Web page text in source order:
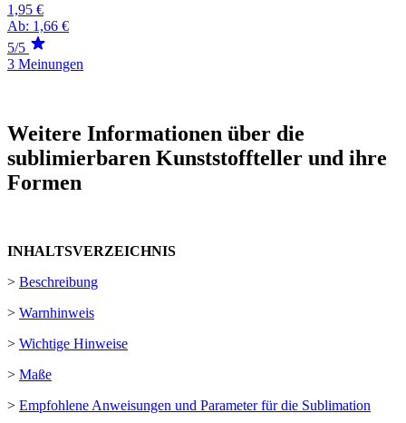
1,95 €
Ab: 1,66 €
5/5
3 Meinungen
Weitere Informationen über die
sublimierbaren Kunststoffteller und ihre
Formen
INHALTSVERZEICHNIS
> Beschreibung
> Warnhinweis
> Wichtige Hinweise
> Maße
> Empfohlene Anweisungen und Parameter für die Sublimation